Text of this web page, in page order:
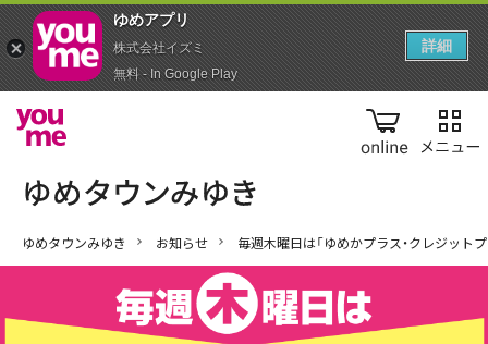
online
ゆめタウンみゆき お知らせ 毎週木曜日は「ゆめかプラス・クレジット
ゆめアプ‪リ‬
株式会社イズミ
無料 - In Google Play
詳細